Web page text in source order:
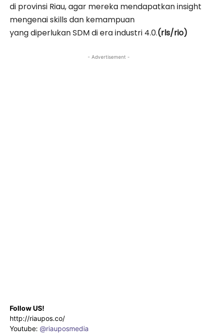
di provinsi Riau, agar mereka mendapatkan insight
mengenai skills dan kemampuan
yang diperlukan SDM di era industri 4.0.(rls/rio)
- Advertisement -
Follow US!
http://riaupos.co/
Youtube: @riauposmedia